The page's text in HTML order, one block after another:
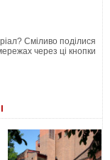
Сміливо поділися
через ці кнопки